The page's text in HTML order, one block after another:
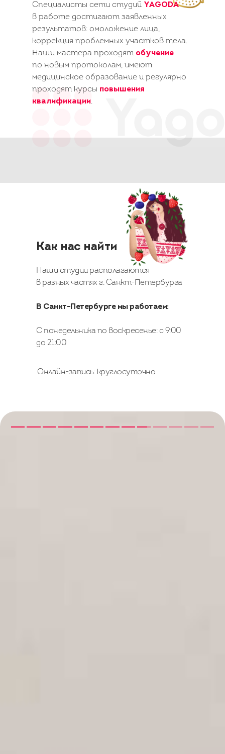
Специалисты сети студий YAGODA
в работе достигают заявленных
результатов: омоложение лица,
коррекция проблемных участков тела.
Наши мастера проходят обучение
по новым протоколам, имеют
медицинское образование и регулярно
проходят курсы повышения
квалификации.
Как нас найти
Наши студии располагаются
в разных частях г. Санкт-Петербурга
В Санкт-Петербурге мы работаем:
С понедельника по воскресенье: с 9:00
до 21:00
Онлайн-запись: круглосуточно